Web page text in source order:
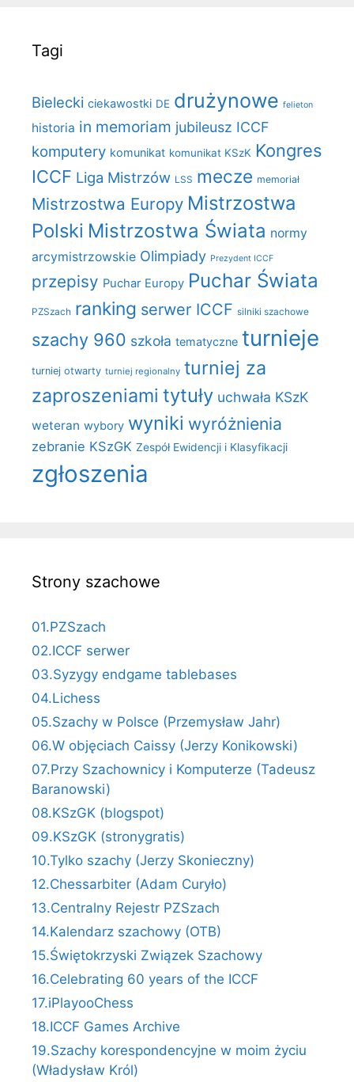
Tagi
Bielecki ciekawostki DE drużynowe felieton
historia in memoriam jubileusz ICCF
komputery komunikat komunikat KSzK Kongres
ICCF Liga Mistrzów LSS mecze memoriał
Mistrzostwa Europy Mistrzostwa
Polski Mistrzostwa Świata normy
arcymistrzowskie Olimpiady Prezydent ICCF
przepisy Puchar Europy Puchar Świata
PZSzach ranking serwer ICCF silniki szachowe
szachy 960 szkoła tematyczne turnieje
turniej otwarty turniej regionalny turniej za
zaproszeniami tytuły uchwała KSzK
weteran wybory wyniki wyróżnienia
zebranie KSzGK Zespół Ewidencji i Klasyfikacji
zgłoszenia
Strony szachowe
01.PZSzach
02.ICCF serwer
03.Syzygy endgame tablebases
04.Lichess
05.Szachy w Polsce (Przemysław Jahr)
06.W objęciach Caissy (Jerzy Konikowski)
07.Przy Szachownicy i Komputerze (Tadeusz
Baranowski)
08.KSzGK (blogspot)
09.KSzGK (stronygratis)
10.Tylko szachy (Jerzy Skonieczny)
12.Chessarbiter (Adam Curyło)
13.Centralny Rejestr PZSzach
14.Kalendarz szachowy (OTB)
15.Świętokrzyski Związek Szachowy
16.Celebrating 60 years of the ICCF
17.iPlayooChess
18.ICCF Games Archive
19.Szachy korespondencyjne w moim życiu
(Władysław Król)